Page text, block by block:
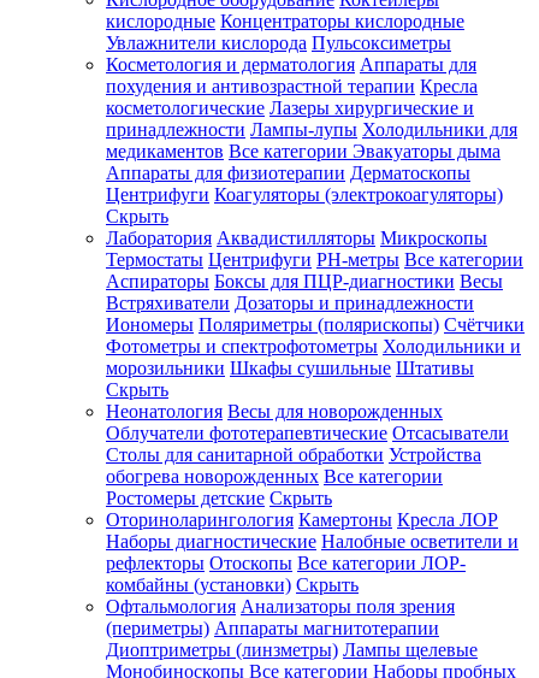
Зарегистрироваться
Зачем
регистрироваться?
Все
покупки
одном
месте
Личный
менеджер
Отслеживание
статуса
заказа
кислородные Концентраторы кислородные
Увлажнители кислорода Пульсоксиметры
Косметология и дерматология Аппараты для
похудения и антивозрастной терапии Кресла
косметологические Лазеры хирургические и
принадлежности Лампы-лупы Холодильники для
медикаментов Все категории Эвакуаторы дыма
Аппараты для физиотерапии Дерматоскопы
Центрифуги Коагуляторы (электрокоагуляторы)
Скрыть
Лаборатория Аквадистилляторы Микроскопы
Термостаты Центрифуги PH-метры Все категории
Аспираторы Боксы для ПЦР-диагностики Весы
Встряхиватели Дозаторы и принадлежности
Иономеры Поляриметры (полярископы) Счётчики
Фотометры и спектрофотометры Холодильники и
морозильники Шкафы сушильные Штативы
Скрыть
Неонатология Весы для новорожденных
Облучатели фототерапевтические Отсасыватели
Столы для санитарной обработки Устройства
обогрева новорожденных Все категории
Ростомеры детские Скрыть
Оториноларингология Камертоны Кресла ЛОР
Наборы диагностические Налобные осветители и
рефлекторы Отоскопы Все категории ЛОР-
комбайны (установки) Скрыть
Офтальмология Анализаторы поля зрения
(периметры) Аппараты магнитотерапии
Диоптриметры (линзметры) Лампы щелевые
Монобиноскопы Все категории Наборы пробных